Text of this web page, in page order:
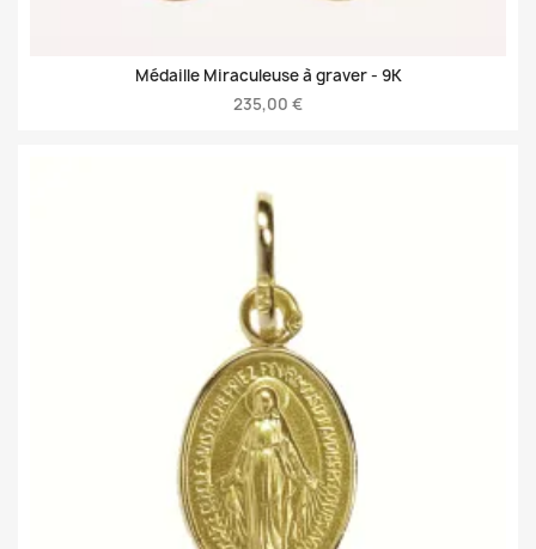
Médaille Miraculeuse à graver - 9K
235,00 €